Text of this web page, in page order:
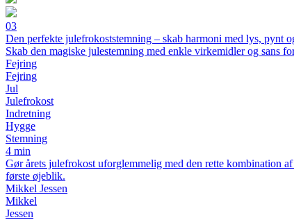
03
Den perfekte julefrokoststemning – skab harmoni med lys, pynt
Skab den magiske julestemning med enkle virkemidler og sans
Fejring
Fejring
Jul
Julefrokost
Indretning
Hygge
Stemning
4 min
Gør årets julefrokost uforglemmelig med den rette kombination
første øjeblik.
Mikkel Jessen
Mikkel
Jessen